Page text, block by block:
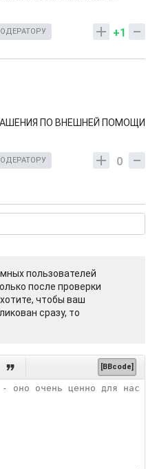
+1
ПО ВНЕШНЕЙ ПОМОЩИ
0
пользователей
после проверки
чтобы ваш
сразу, то
 [BBcode]